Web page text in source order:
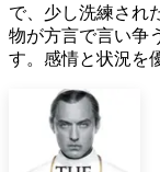
で、少し洗練され
物が方言で言い争
す。感情と状況を